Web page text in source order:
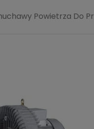
Powietrza Do